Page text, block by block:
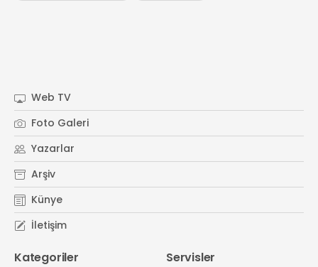
Web TV
Foto Galeri
Yazarlar
Arşiv
Künye
İletişim
Kategoriler Servisler